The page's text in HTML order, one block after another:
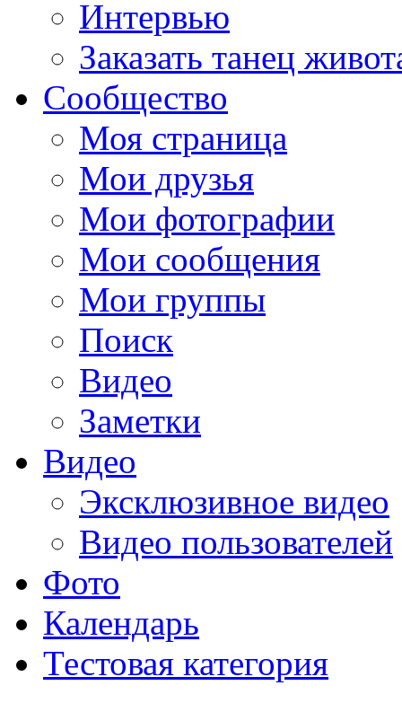
Интервью
Заказать танец
Сообщество
Моя страница
Мои друзья
Мои фотографии
Мои сообщения
Мои группы
Поиск
Видео
Заметки
Видео
Эксклюзивное видео
Видео пользователей
Фото
Календарь
Тестовая категория